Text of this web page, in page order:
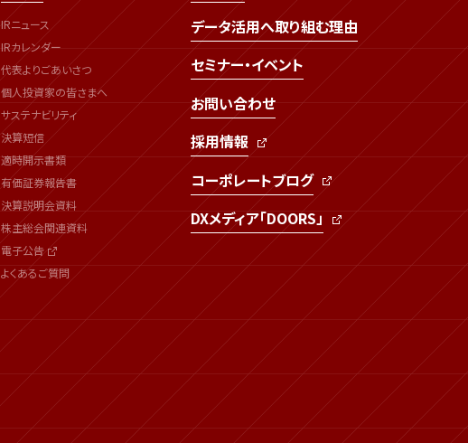
IRニュース
IRカレンダー
代表よりごあいさつ
個人投資家の皆さまへ
サステナビリティ
決算短信
適時開示書類
有価証券報告書
決算説明会資料
株主総会関連資料
電子公告
よくあるご質問
データ活用へ取り組む理由
セミナー・イベント
お問い合わせ
採用情報
コーポレートブログ
DXメディア「DOORS」